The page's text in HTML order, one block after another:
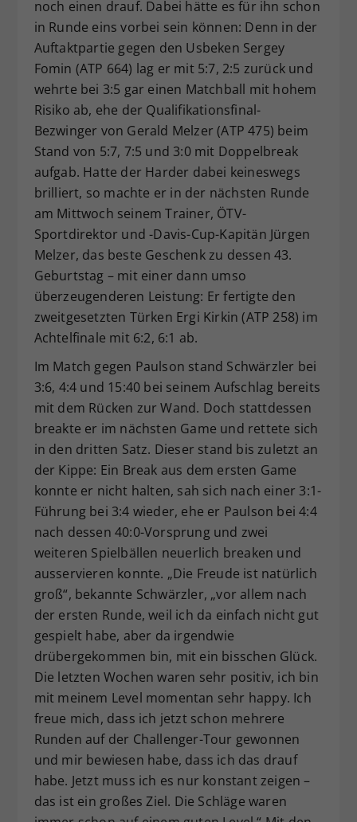
noch einen drauf. Dabei hätte es für ihn schon
in Runde eins vorbei sein können: Denn in der
Auftaktpartie gegen den Usbeken Sergey
Fomin (ATP 664) lag er mit 5:7, 2:5 zurück und
wehrte bei 3:5 gar einen Matchball mit hohem
Risiko ab, ehe der Qualifikationsfinal-
Bezwinger von Gerald Melzer (ATP 475) beim
Stand von 5:7, 7:5 und 3:0 mit Doppelbreak
aufgab. Hatte der Harder dabei keineswegs
brilliert, so machte er in der nächsten Runde
am Mittwoch seinem Trainer, ÖTV-
Sportdirektor und -Davis-Cup-Kapitän Jürgen
Melzer, das beste Geschenk zu dessen 43.
Geburtstag – mit einer dann umso
überzeugenderen Leistung: Er fertigte den
zweitgesetzten Türken Ergi Kirkin (ATP 258) im
Achtelfinale mit 6:2, 6:1 ab.
Im Match gegen Paulson stand Schwärzler bei
3:6, 4:4 und 15:40 bei seinem Aufschlag bereits
mit dem Rücken zur Wand. Doch stattdessen
breakte er im nächsten Game und rettete sich
in den dritten Satz. Dieser stand bis zuletzt an
der Kippe: Ein Break aus dem ersten Game
konnte er nicht halten, sah sich nach einer 3:1-
Führung bei 3:4 wieder, ehe er Paulson bei 4:4
nach dessen 40:0-Vorsprung und zwei
weiteren Spielbällen neuerlich breaken und
ausservieren konnte. „Die Freude ist natürlich
groß“, bekannte Schwärzler, „vor allem nach
der ersten Runde, weil ich da einfach nicht gut
gespielt habe, aber da irgendwie
drübergekommen bin, mit ein bisschen Glück.
Die letzten Wochen waren sehr positiv, ich bin
mit meinem Level momentan sehr happy. Ich
freue mich, dass ich jetzt schon mehrere
Runden auf der Challenger-Tour gewonnen
und mir bewiesen habe, dass ich das drauf
habe. Jetzt muss ich es nur konstant zeigen –
das ist ein großes Ziel. Die Schläge waren